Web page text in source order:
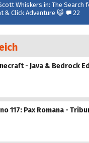
Whiskers in: The Search
& Click Adventure 😺
22
- Java & Bedrock
117: Pax Romana -